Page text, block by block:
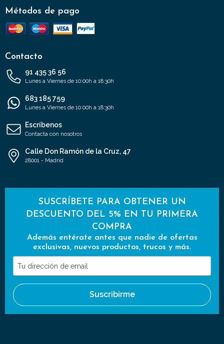
Métodos de pago
Contacto
91 435 36 56
Lunes a Viernes de 10:00h a 18:30h
683 185 759
Lunes a Viernes de 10:00h a 18:30h
Escríbenos
Contacta con nosotros
Calle Don Ramón de la Cruz, 47
28001 - Madrid
SUSCRÍBETE PARA OBTENER UN
DESCUENTO DEL 5% EN TU PRIMERA
COMPRA
Además entérate antes que nadie de ofertas
exclusivas, nuevos productos, trucos y más.
Tu
dirección
de
email
Suscribirme